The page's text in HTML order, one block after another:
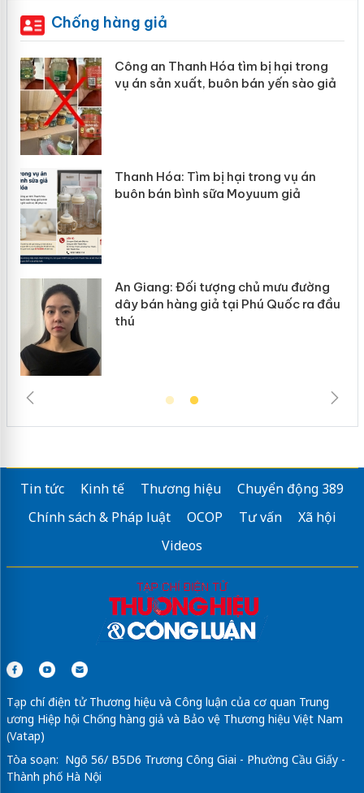
Chống hàng giả
Công an Thanh Hóa tìm bị hại trong
vụ án sản xuất, buôn bán yến sào giả
Thanh Hóa: Tìm bị hại trong vụ án
buôn bán bình sữa Moyuum giả
An Giang: Đối tượng chủ mưu đường
dây bán hàng giả tại Phú Quốc ra đầu
thú
Tin tức Kinh tế Thương hiệu
Chuyển động 389
Chính sách & Pháp luật
OCOP Tư vấn
Xã hội
Videos
Tạp chí điện tử Thương hiệu và Công luận của cơ quan Trung
ương Hiệp hội Chống hàng giả và Bảo vệ Thương hiệu Việt Nam
(Vatap)
Tòa soạn: Ngõ 56/ B5D6 Trương Công Giai - Phường Cầu Giấy -
Thành phố Hà Nội